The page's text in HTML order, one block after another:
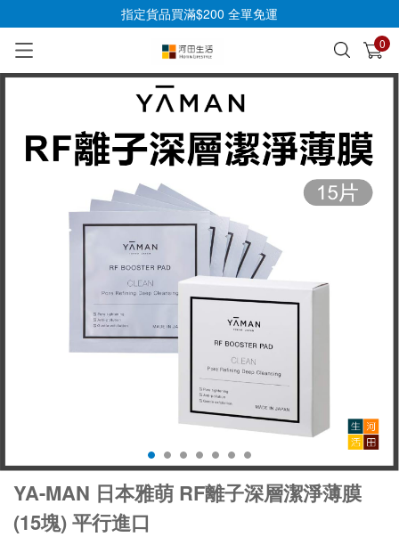
指定貨品買滿$200 全單免運
0
已加入購物車 查看
YA-MAN 日本雅萌 RF離子深層潔淨薄膜
(15塊) 平行進口